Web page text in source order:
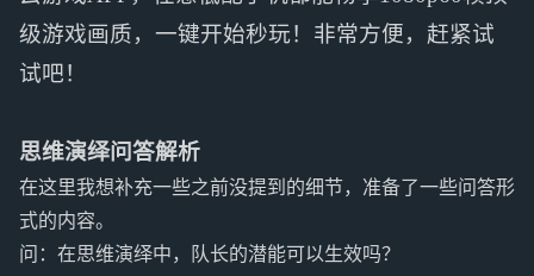
级游戏画质，一键开始秒玩！非常方便，赶紧试
试吧！
思维演绎问答解析
在这里我想补充一些之前没提到的细节，准备了一些问答形
式的内容。
问：在思维演绎中，队长的潜能可以生效吗？